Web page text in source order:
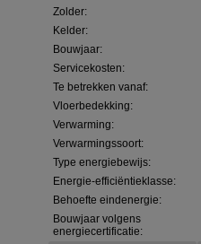
Zolder:
Kelder:
Bouwjaar:
Servicekosten:
Te betrekken vanaf:
Vloerbedekking:
Verwarming:
Verwarmingssoort:
Type energiebewijs:
Energie-efficiëntieklasse:
Behoefte eindenergie:
Bouwjaar volgens
energiecertificatie: